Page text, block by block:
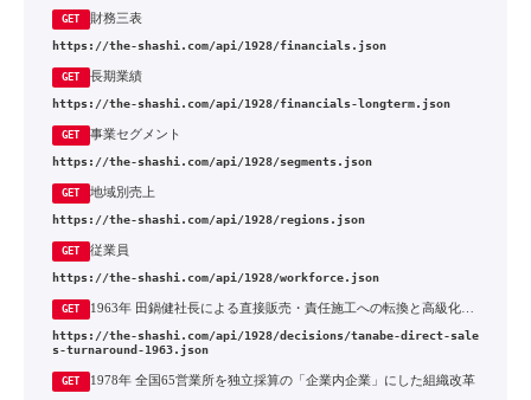
GET 財務三表
https://the-shashi.com/api/1928/financials.json
GET 長期業績
https://the-shashi.com/api/1928/financials-longterm.json
GET 事業セグメント
https://the-shashi.com/api/1928/segments.json
GET 地域別売上
https://the-shashi.com/api/1928/regions.json
GET 従業員
https://the-shashi.com/api/1928/workforce.json
GET 1963年 田鍋健社長による直接販売・責任施工への転換と高級化路線
https://the-shashi.com/api/1928/decisions/tanabe-direct-sale
s-turnaround-1963.json
GET 1978年 全国65営業所を独立採算の「企業内企業」にした組織改革